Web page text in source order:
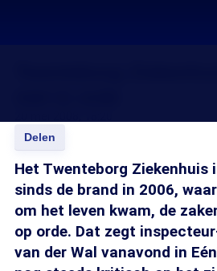
Delen
Het Twenteborg Ziekenhuis
sinds de brand in 2006,
om het leven kwam, de
op orde. Dat zegt
van der Wal vanavond in